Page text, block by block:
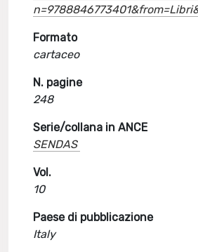
Formato
cartaceo
N. pagine
248
Serie/collana in ANCE
SENDAS
Vol.
10
Paese di pubblicazione
Italy